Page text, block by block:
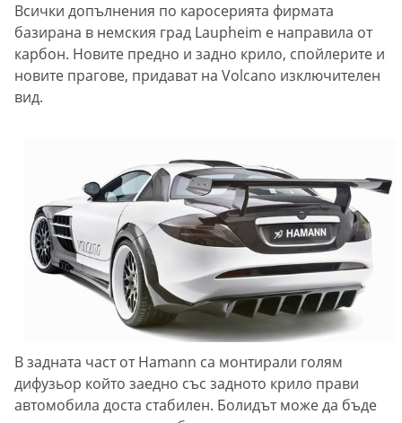
Всички допълнения по каросерията фирмата
базирана в немския град Laupheim е направила от
карбон. Новите предно и задно крило, спойлерите и
новите прагове, придават на Volcano изключителен
вид.
В задната част от Hamann са монтирали голям
дифузьор който заедно със задното крило прави
автомобила доста стабилен. Болидът може да бъде